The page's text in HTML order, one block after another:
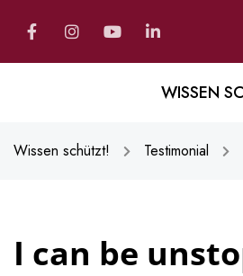
WISSEN
Wissen schützt! Testimonial
I can be